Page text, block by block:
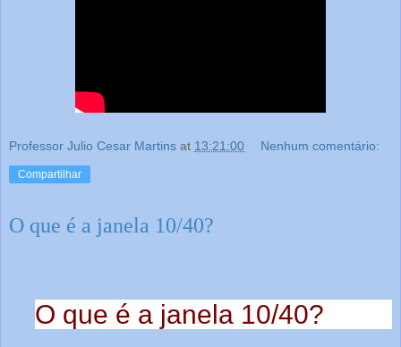
Professor Julio Cesar Martins at 13:21:00 Nenhum comentário:
Compartilhar
O que é a janela 10/40?
O que é a janela 10/40?